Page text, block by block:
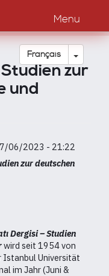
Menu
Français Toggle
zur
und
06/2023 - 21:22
zur deutschen
Dergisi – Studien
wird seit 1954 von
Istanbul Universität
im Jahr (Juni &